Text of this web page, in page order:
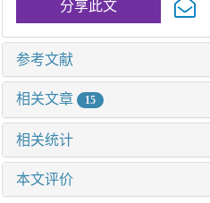
分享此文
参考文献
相关文章 15
相关统计
本文评价